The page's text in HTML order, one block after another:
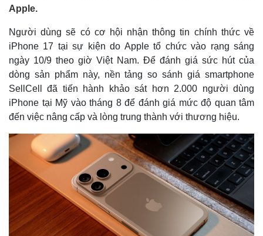
Apple.
Người dùng sẽ có cơ hội nhận thông tin chính thức về
iPhone 17 tại sự kiện do Apple tổ chức vào rạng sáng
ngày 10/9 theo giờ Việt Nam. Để đánh giá sức hút của
dòng sản phẩm này, nền tảng so sánh giá smartphone
SellCell đã tiến hành khảo sát hơn 2.000 người dùng
iPhone tại Mỹ vào tháng 8 để đánh giá mức độ quan tâm
đến việc nâng cấp và lòng trung thành với thương hiệu.